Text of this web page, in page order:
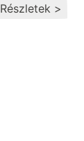
Részletek >